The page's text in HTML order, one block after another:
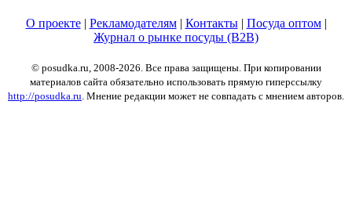
О проекте| Рекламодателям| Контакты| Посуда оптом|
Журнал о рынке посуды (B2B)
© posudka.ru, 2008-2026. Все права защищены. При копировании
материалов сайта обязательно использовать прямую гиперссылку
http://posudka.ru. Мнение редакции может не совпадать с мнением авторов.